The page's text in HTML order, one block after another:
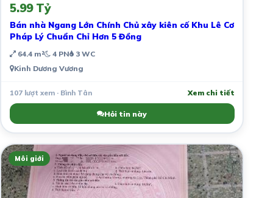
5.99 Tỷ
Bán nhà Ngang Lớn Chính Chủ xây kiên cố Khu Lê Cơ
Pháp Lý Chuẩn Chỉ Hơn 5 Đồng
64.4 m² 4 PN 3 WC
Kinh Dương Vương
107 lượt xem · Bình Tân Xem chi tiết
Hỏi tin này
Môi giới